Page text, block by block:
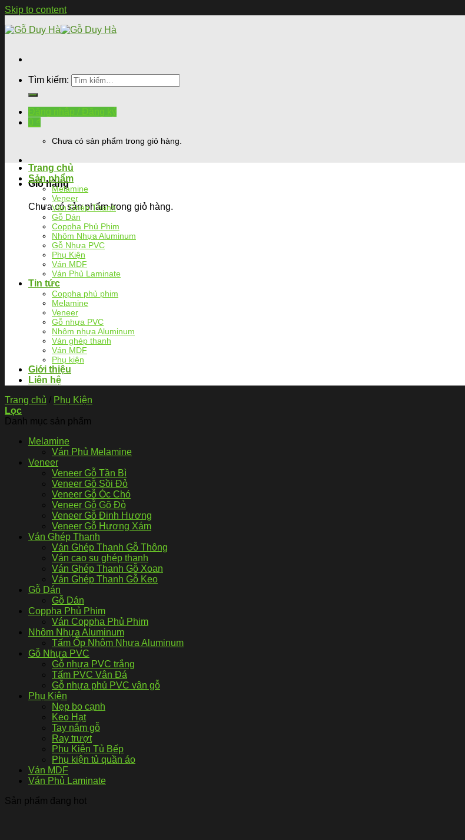
Skip to content
Tìm kiếm:
Chưa có sản phẩm trong giỏ hàng.
Giỏ hàng
Chưa có sản phẩm trong giỏ hàng.
Trang chủ
Sản phẩm
Melamine
Veneer
Ván Ghép Thanh
Gỗ Dán
Coppha Phủ Phim
Nhôm Nhựa Aluminum
Gỗ Nhựa PVC
Phụ Kiện
Ván MDF
Ván Phủ Laminate
Tin tức
Coppha phủ phim
Melamine
Veneer
Gỗ nhựa PVC
Nhôm nhựa Aluminum
Ván ghép thanh
Ván MDF
Phụ kiện
Giới thiệu
Liên hệ
Trang chủ / Phụ Kiện
Lọc
Danh mục sản phẩm
Melamine
Ván Phủ Melamine
Veneer
Veneer Gỗ Tần Bì
Veneer Gỗ Sồi Đỏ
Veneer Gỗ Óc Chó
Veneer Gỗ Gõ Đỏ
Veneer Gỗ Đinh Hương
Veneer Gỗ Hương Xám
Ván Ghép Thanh
Ván Ghép Thanh Gỗ Thông
Ván cao su ghép thanh
Ván Ghép Thanh Gỗ Xoan
Ván Ghép Thanh Gỗ Keo
Gỗ Dán
Gỗ Dán
Coppha Phủ Phim
Ván Coppha Phủ Phim
Nhôm Nhựa Aluminum
Tấm Ốp Nhôm Nhựa Aluminum
Gỗ Nhựa PVC
Gỗ nhựa PVC trắng
Tấm PVC Vân Đá
Gỗ nhựa phủ PVC vân gỗ
Phụ Kiện
Nẹp bo cạnh
Keo Hạt
Tay nắm gỗ
Ray trượt
Phụ Kiện Tủ Bếp
Phụ kiện tủ quần áo
Ván MDF
Ván Phủ Laminate
Sản phẩm đang hot